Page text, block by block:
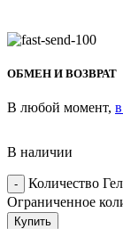
ОБМЕН И ВОЗВРАТ
В любой момент,
В наличии
Количество
Ограниченное
Купить